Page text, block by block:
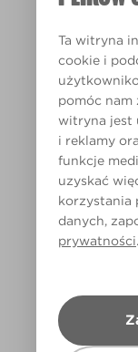
Ta witryna
cookie i
pomóc nam
witryna jest
i reklamy
funkcje
uzyskać
korzystania
danych,
prywatności.